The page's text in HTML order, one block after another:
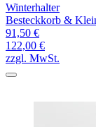
Winterhalter
Besteckkorb &
91,50 €
122,00 €
zzgl. MwSt.